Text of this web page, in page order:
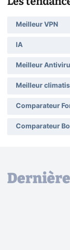
Meilleur VPN
IA
Meilleur
Meilleur
Comparateur
Comparateur